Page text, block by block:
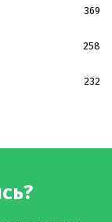
369
258
232